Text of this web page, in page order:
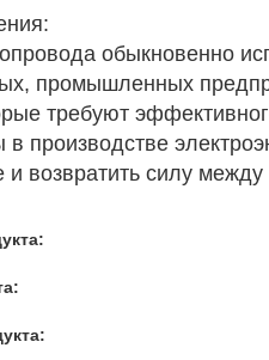
обыкновенно
промышленных
требуют
в производстве
и возвратить силу